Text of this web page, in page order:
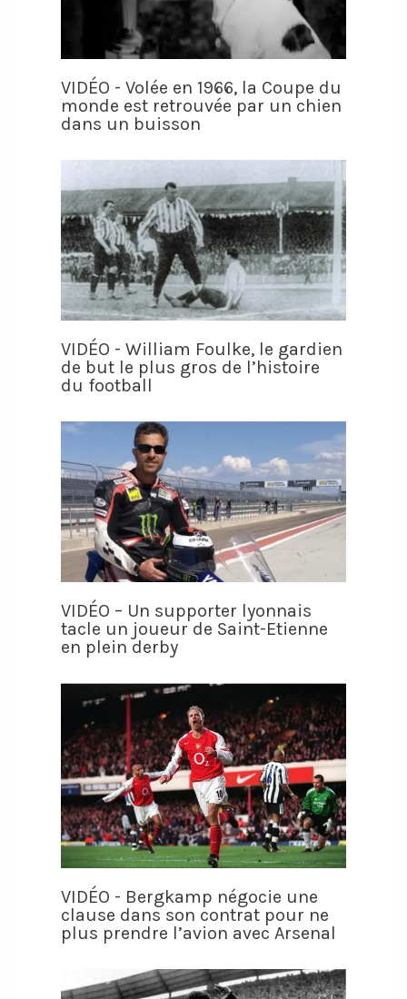
VIDÉO - Volée en 1966, la Coupe du
monde est retrouvée par un chien
dans un buisson
VIDÉO - William Foulke, le gardien
de but le plus gros de l’histoire
du football
VIDÉO – Un supporter lyonnais
tacle un joueur de Saint-Etienne
en plein derby
VIDÉO - Bergkamp négocie une
clause dans son contrat pour ne
plus prendre l’avion avec Arsenal